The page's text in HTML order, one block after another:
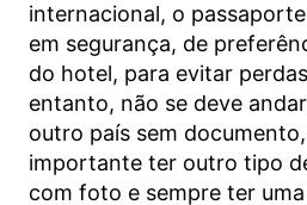
internacional, o
em segurança, de
do hotel, para evitar
entanto, não se deve
outro país sem
importante ter outro tipo
com foto e sempre ter